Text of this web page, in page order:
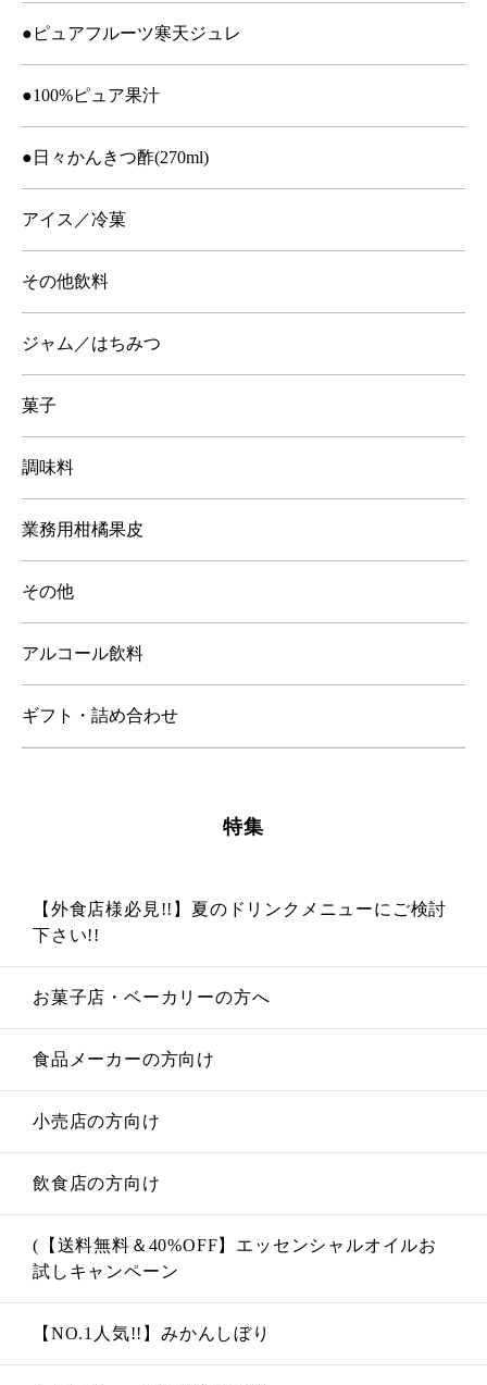
●ピュアフルーツ寒天ジュレ
●100%ピュア果汁
●日々かんきつ酢(270ml)
アイス／冷菓
その他飲料
ジャム／はちみつ
菓子
調味料
業務用柑橘果皮
その他
アルコール飲料
ギフト・詰め合わせ
特集
【外食店様必見!!】夏のドリンクメニューにご検討
下さい!!
お菓子店・ベーカリーの方へ
食品メーカーの方向け
小売店の方向け
飲食店の方向け
(【送料無料＆40%OFF】エッセンシャルオイルお
試しキャンペーン
【NO.1人気!!】みかんしぼり